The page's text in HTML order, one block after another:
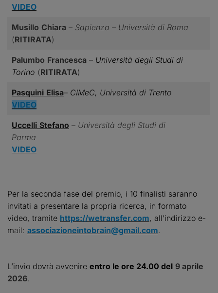
VIDEO
Musillo Chiara – Sapienza – Università di Roma
(RITIRATA)
Palumbo Francesca – Università degli Studi di
Torino (RITIRATA)
Pasquini Elisa– CIMeC, Università di Trento
VIDEO
Uccelli Stefano – Università degli Studi di
Parma
VIDEO
Per la seconda fase del premio, i 10 finalisti saranno
invitati a presentare la propria ricerca, in formato
video, tramite https://wetransfer.com, all’indirizzo e-
mail: associazioneintobrain@gmail.com.
L’invio dovrà avvenire entro le ore 24.00 del 9 aprile
2026.